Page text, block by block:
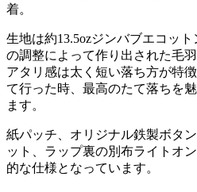
着。
生地は約13.5ozジンバブエコッ
の調整によって作り出された毛
アタリ感は太く短い落ち方が特
て行った時、最高のたて落ちを
ます。
紙パッチ、オリジナル鉄製ボタ
ット、ラップ裏の別布ライトオ
的な仕様となっています。